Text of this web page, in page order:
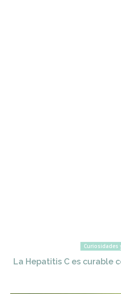
Curiosidades
La Hepatitis C es curable